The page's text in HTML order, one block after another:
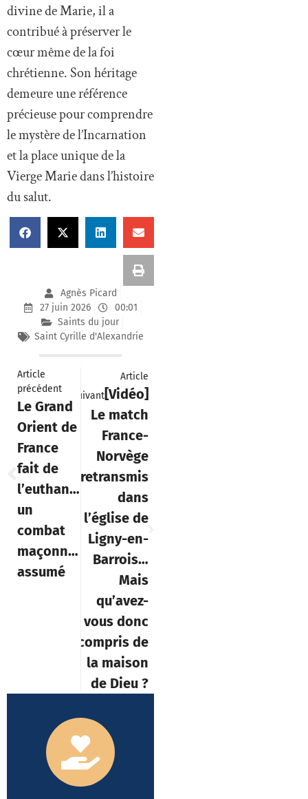
divine de Marie, il a
contribué à préserver le
cœur même de la foi
chrétienne. Son héritage
demeure une référence
précieuse pour comprendre
le mystère de l’Incarnation
et la place unique de la
Vierge Marie dans l’histoire
du salut.
Agnès Picard
27 juin 2026
00:01
Saints du jour
Saint Cyrille d'Alexandrie
Article
précédent
Le Grand
Orient de
France
fait de
l’euthanasie
un
combat
maçonnique
assumé
Article
suivant[Vidéo]
Le match
France-
Norvège
retransmis
dans
l’église de
Ligny-en-
Barrois…
Mais
qu’avez-
vous donc
compris de
la maison
de Dieu ?